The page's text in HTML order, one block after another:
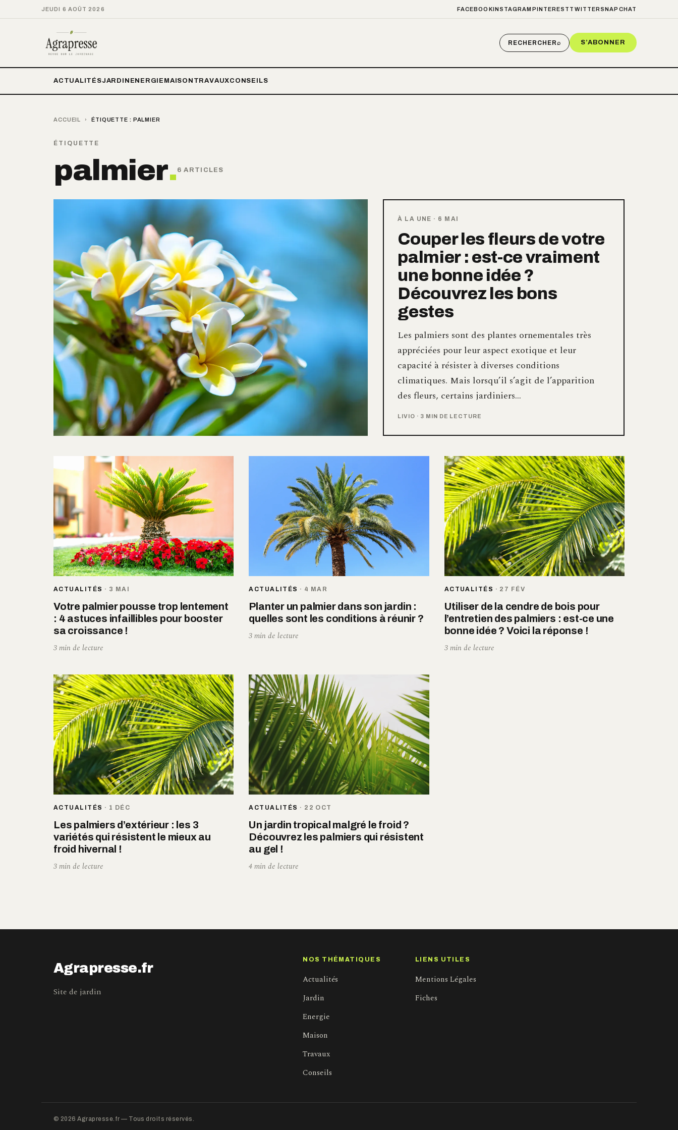
JEUDI 6 AOÛT 2026 FACEBOOKINSTAGRAM PINTEREST TWITTER SNAPCHAT
RECHERCHER⌕ S’ABONNER
ACTUALITÉSJARDIN ENERGIE MAISON TRAVAUXCONSEILS
ACCUEIL › ÉTIQUETTE : PALMIER
ÉTIQUETTE
palmier. 6 ARTICLES
À LA UNE · 6 MAI
Couper les fleurs de votre
palmier : est-ce vraiment
une bonne idée ?
Découvrez les bons
gestes
Les palmiers sont des plantes ornementales très
appréciées pour leur aspect exotique et leur
capacité à résister à diverses conditions
climatiques. Mais lorsqu’il s’agit de l’apparition
des fleurs, certains jardiniers…
LIVIO · 3 MIN DE LECTURE
ACTUALITÉS · 3 MAI
Votre palmier pousse trop lentement
: 4 astuces infaillibles pour booster
sa croissance !
3 min de lecture
ACTUALITÉS · 4 MAR
Planter un palmier dans son jardin :
quelles sont les conditions à réunir ?
3 min de lecture
ACTUALITÉS · 27 FÉV
Utiliser de la cendre de bois pour
l’entretien des palmiers : est-ce une
bonne idée ? Voici la réponse !
3 min de lecture
ACTUALITÉS · 1 DÉC
Les palmiers d’extérieur : les 3
variétés qui résistent le mieux au
froid hivernal !
3 min de lecture
ACTUALITÉS · 22 OCT
Un jardin tropical malgré le froid ?
Découvrez les palmiers qui résistent
au gel !
4 min de lecture
Agrapresse.fr
Site de jardin
NOS THÉMATIQUES
Actualités
Jardin
Energie
Maison
Travaux
Conseils
LIENS UTILES
Mentions Légales
Fiches
© 2026 Agrapresse.fr — Tous droits réservés.